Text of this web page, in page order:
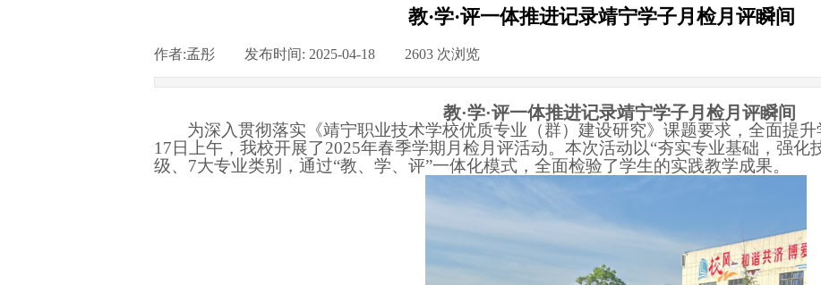
教·学·评一体推进记录靖宁学子月检月评瞬间
作者:孟彤 发布时间: 2025-04-18 2603 次浏览
教·学·评一体推进记录靖宁学子月检月评瞬间
为深入贯彻落实《靖宁职业技术学校优质专业（群）建设研究》课题要求，全面提升
17日上午，我校开展了2025年春季学期月检月评活动。本次活动以“夯实专业基础，强化
级、 7大专业类别，通过“教、学、评”一体化模式，全面检验了学生的实践教学成果。